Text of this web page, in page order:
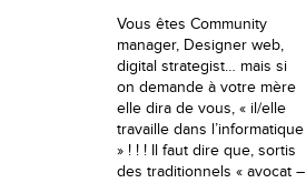
Vous êtes Community
manager, Designer web,
digital strategist… mais si
on demande à votre mère
elle dira de vous, « il/elle
travaille dans l’informatique
» ! ! ! Il faut dire que, sortis
des traditionnels « avocat –